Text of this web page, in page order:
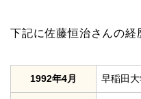
下記に佐藤恒治さんの経
1992年4月 早稲田